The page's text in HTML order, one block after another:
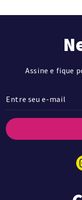
Assine e fique